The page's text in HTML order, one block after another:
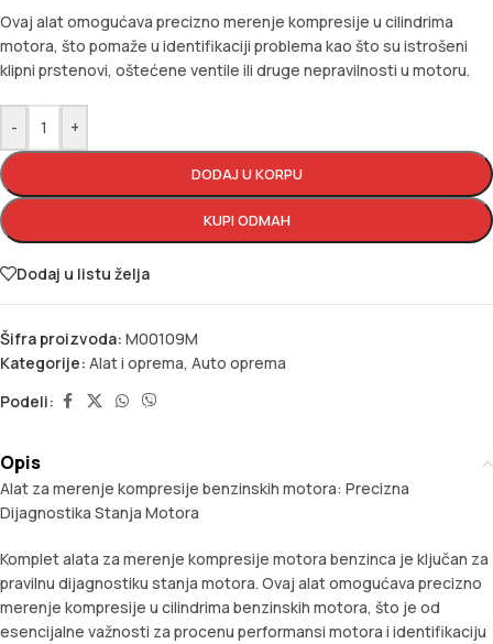
Ovaj alat omogućava precizno merenje kompresije u cilindrima
motora, što pomaže u identifikaciji problema kao što su istrošeni
klipni prstenovi, oštećene ventile ili druge nepravilnosti u motoru.
- +
DODAJ U KORPU
KUPI ODMAH
Dodaj u listu želja
Šifra proizvoda: M00109M
Kategorije: Alat i oprema, Auto oprema
Podeli:
Opis
Alat za merenje kompresije benzinskih motora: Precizna
Dijagnostika Stanja Motora
Komplet alata za merenje kompresije motora benzinca je ključan za
pravilnu dijagnostiku stanja motora. Ovaj alat omogućava precizno
merenje kompresije u cilindrima benzinskih motora, što je od
esencijalne važnosti za procenu performansi motora i identifikaciju